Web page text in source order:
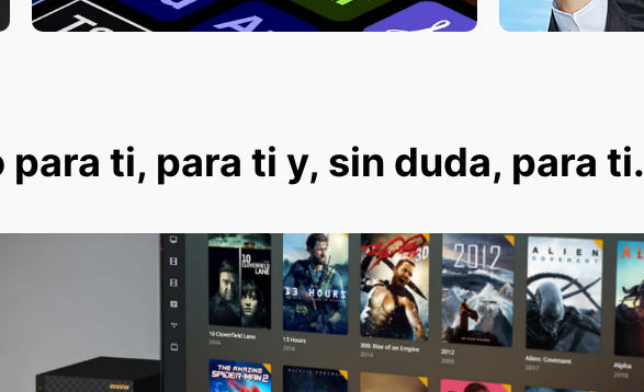
para ti, para ti y, sin duda, para ti.